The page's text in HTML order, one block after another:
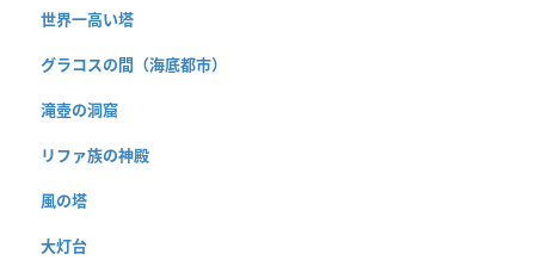
世界一高い塔
グラコスの間（海底都市）
滝壺の洞窟
リファ族の神殿
風の塔
大灯台